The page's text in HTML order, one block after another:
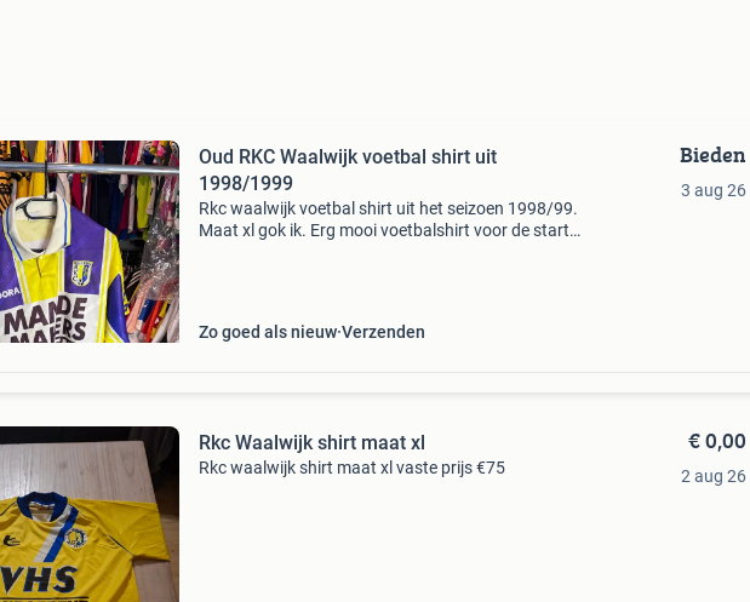
Oud RKC Waalwijk voetbal shirt uit
1998/1999
Rkc waalwijk voetbal shirt uit het seizoen 1998/99.
Maat xl gok ik. Erg mooi voetbalshirt voor de start
Zo goed als nieuw Verzenden
Bieden
3 aug 26
Rkc Waalwijk shirt maat xl
Rkc waalwijk shirt maat xl vaste prijs €75
€ 0,00
2 aug 26